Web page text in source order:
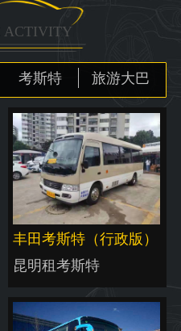
荣誉资质
联系我们
ACTIVITY
考斯特 旅游大巴
丰田考斯特（行政版）
昆明租考斯特